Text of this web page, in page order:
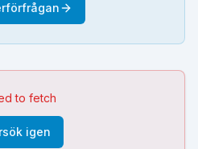
to fetch
igen